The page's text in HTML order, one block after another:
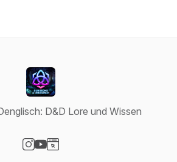
D&D Lore und Wissen